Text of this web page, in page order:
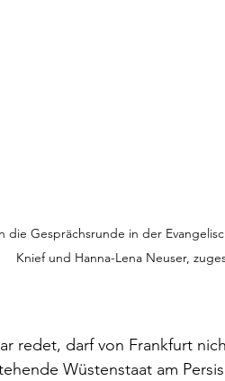
die Gesprächsrunde in der
Knief und Hanna-Lena Neuser,
redet, darf von Frankfurt
Wüstenstaat am